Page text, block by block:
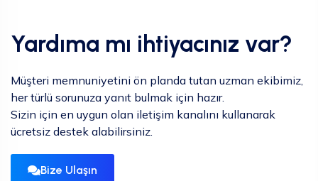
Yardıma mı ihtiyacınız var?
Müşteri memnuniyetini ön planda tutan uzman ekibimiz,
her türlü sorunuza yanıt bulmak için hazır.
Sizin için en uygun olan iletişim kanalını kullanarak
ücretsiz destek alabilirsiniz.
Bize Ulaşın